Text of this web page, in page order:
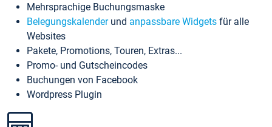
Mehrsprachige Buchungsmaske
Belegungskalenderund anpassbare Widgets für alle
Websites
Pakete, Promotions, Touren, Extras...
Promo- und Gutscheincodes
Buchungen von Facebook
Wordpress Plugin